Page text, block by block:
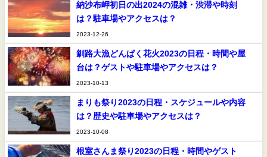
納沙布岬初日の出2024の混雑・渋滞や時刻
は？駐車場やアクセスは？
2023-12-26
釧路大漁どんぱく花火2023の日程・時間や屋
台は？ゲストや駐車場やアクセスは？
2023-10-13
まりも祭り2023の日程・スケジュールや内容
は？歴史や駐車場やアクセスは？
2023-10-08
根室さんま祭り2023の日程・時間やゲスト